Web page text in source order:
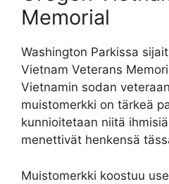
Memorial
Washington Parkissa
Vietnam Veterans
Vietnamin sodan
muistomerkki on tärkeä
kunnioitetaan niitä
menettivät henkensä
Muistomerkki koostuu